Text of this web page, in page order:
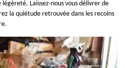
Laissez-nous vous délivrer de
la quiétude retrouvée dans les recoins